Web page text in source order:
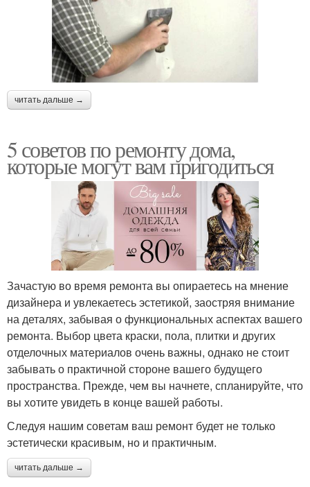
читать дальше →
5 советов по ремонту дома,
которые могут вам пригодиться
Зачастую во время ремонта вы опираетесь на мнение
дизайнера и увлекаетесь эстетикой, заостряя внимание
на деталях, забывая о функциональных аспектах вашего
ремонта. Выбор цвета краски, пола, плитки и других
отделочных материалов очень важны, однако не стоит
забывать о практичной стороне вашего будущего
пространства. Прежде, чем вы начнете, спланируйте, что
вы хотите увидеть в конце вашей работы.
Следуя нашим советам ваш ремонт будет не только
эстетически красивым, но и практичным.
читать дальше →